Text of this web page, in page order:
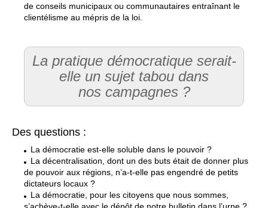
de conseils municipaux ou communautaires entraînant le
clientélisme au mépris de la loi.
La pratique démocratique serait-
elle un sujet tabou dans
nos campagnes ?
Des questions :
La démocratie est-elle soluble dans le pouvoir ?
La décentralisation, dont un des buts était de donner plus
de pouvoir aux régions, n’a-t-elle pas engendré de petits
dictateurs locaux ?
La démocratie, pour les citoyens que nous sommes,